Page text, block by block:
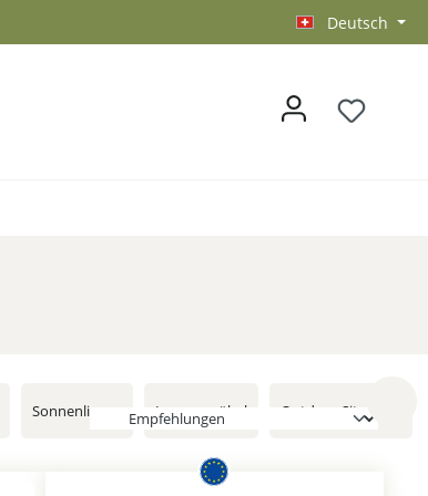
Deutsch
Sonnenliegen Loungemöbel Outdoor Sitzsäcke